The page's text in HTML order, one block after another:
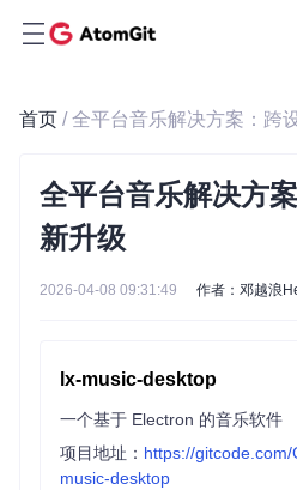
首页 / 全平台音乐解决方案：跨
全平台音乐解决方
新升级
2026-04-08 09:31:49 作者：邓越浪
lx-music-desktop
一个基于 Electron 的音乐软件
项目地址： https://
music-desktop